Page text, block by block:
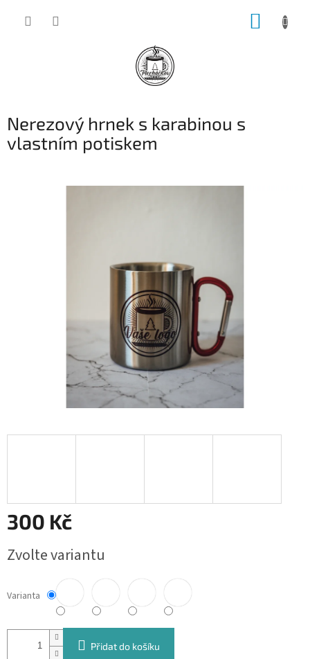
Nerezový hrnek s karabinou s
vlastním potiskem
300 Kč
cena:
Zvolte variantu
Varianta
Přidat do košíku